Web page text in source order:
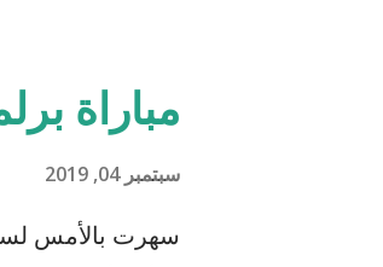
الإنسان المتمرد
الشاطىء في
هذا باطلاً
مباراة
سبتمبر 04, 2019
سهرت بالأمس